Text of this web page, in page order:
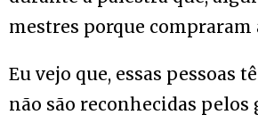
mestres porque compraram
Eu vejo que, essas pessoas
não são reconhecidas pelos